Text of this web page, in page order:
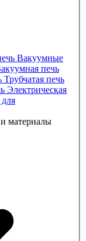
Вакуумные
печь
Трубчатая печь
Электрическая
материалы